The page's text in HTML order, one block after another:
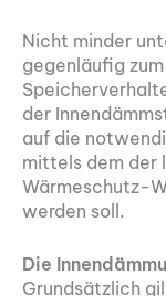
Nicht minder
gegenläufig
der
auf die
mittels dem der
Wärmeschutz-
werden soll.
Die
Grundsätzlich